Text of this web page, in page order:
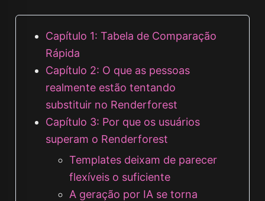
Capítulo 1: Tabela de Comparação
Rápida
Capítulo 2: O que as pessoas
realmente estão tentando
substituir no Renderforest
Capítulo 3: Por que os usuários
superam o Renderforest
Templates deixam de parecer
flexíveis o suficiente
A geração por IA se torna